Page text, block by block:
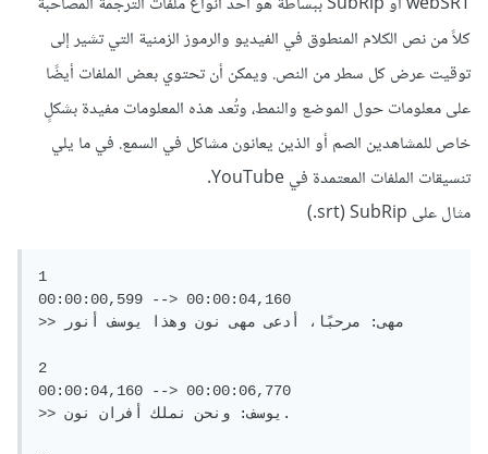
كلاً من نص الكلام المنطوق في الفيديو والرموز الزمنية التي تشير إلى
توقيت عرض كل سطر من النص. ويمكن أن تحتوي بعض الملفات أيضًا
على معلومات حول الموضع والنمط، وتُعد هذه المعلومات مفيدة بشكلٍ
خاص للمشاهدين الصم أو الذين يعانون مشاكل في السمع. في ما يلي
تنسيقات الملفات المعتمدة في YouTube.
مثال على SubRip ‏(srt.)‏
1
00:00:00,599 --> 00:00:04,160
>> مهى: مرحبًا، أدعى مهى نون وهذا يوسف أنور
2
00:00:04,160 --> 00:00:06,770
>> يوسف: ونحن نملك أفران نون.